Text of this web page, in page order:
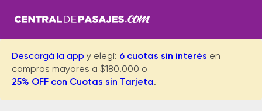
Descargá la app y elegí: 6 cuotas sin interés en
compras mayores a $180.000 o
25% OFF con Cuotas sin Tarjeta.